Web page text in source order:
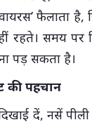
फैलाता
रहते। समय पर
पड़ सकता है।
पहचान
दिखाई दें, नसें